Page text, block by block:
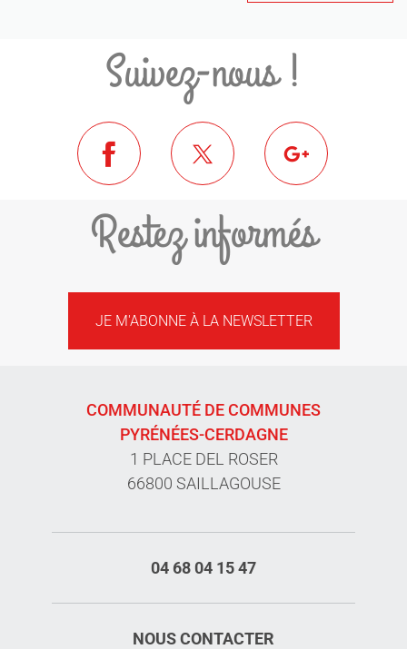
Suivez-nous !
Restez informés
JE M'ABONNE À LA NEWSLETTER
COMMUNAUTÉ DE COMMUNES
PYRÉNÉES-CERDAGNE
1 PLACE DEL ROSER
66800 SAILLAGOUSE
04 68 04 15 47
NOUS CONTACTER